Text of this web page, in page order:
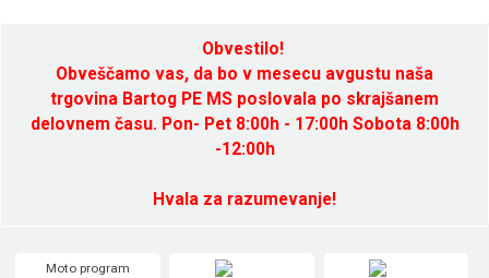
Obvestilo!
Obveščamo vas, da bo v mesecu avgustu naša
trgovina Bartog PE MS poslovala po skrajšanem
delovnem času. Pon- Pet 8:00h - 17:00h Sobota 8:00h
-12:00h
Hvala za razumevanje!
Moto program